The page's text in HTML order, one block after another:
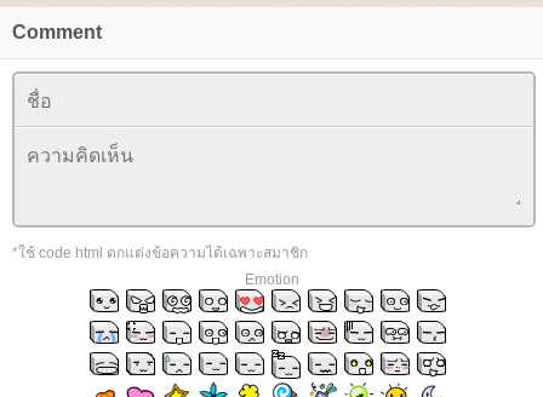
Comment
*ใช้ code html ตกแต่งข้อความได้เฉพาะสมาชิก
Emotion